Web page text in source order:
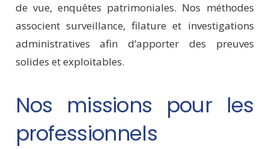
de vue, enquêtes patrimoniales. Nos méthodes
associent surveillance, filature et investigations
administratives afin d’apporter des preuves
solides et exploitables.
Nos missions pour les
professionnels